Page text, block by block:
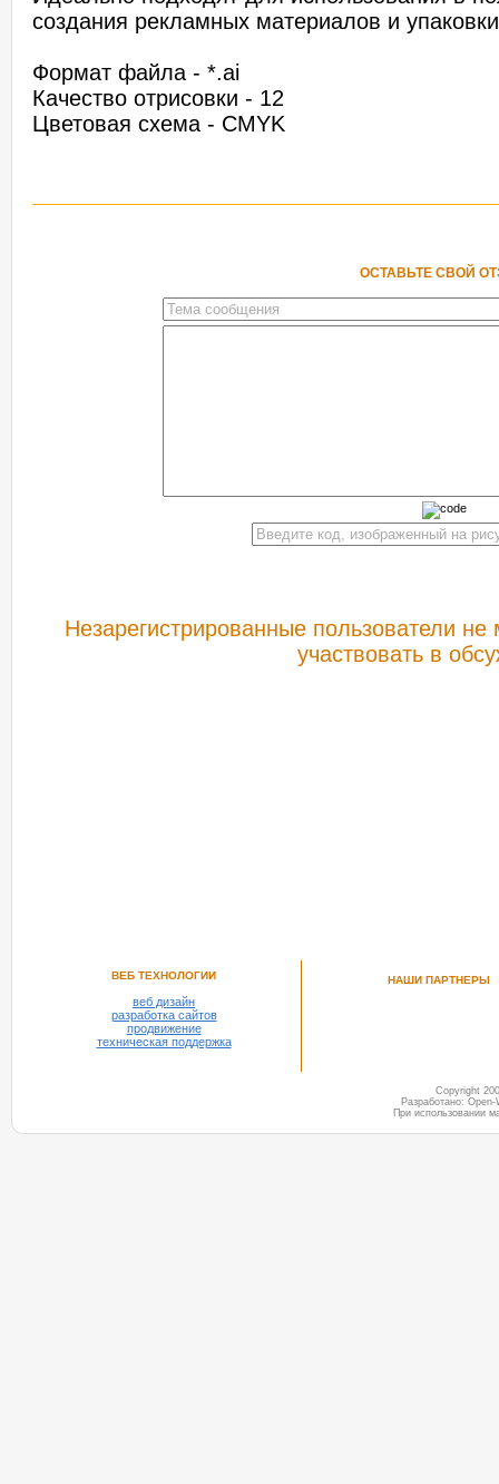
создания рекламных материалов и
Формат файла - *.ai
Качество отрисовки - 12
Цветовая схема - CMYK
ОСТАВЬТЕ СВОЙ
Незарегистрированные пользователи
участвовать в
ВЕБ ТЕХНОЛОГИИ
веб дизайн
разработка сайтов
продвижение
техническая поддержка
НАШИ ПАРТНЕРЫ
Copyright
Разработано:
При использовании